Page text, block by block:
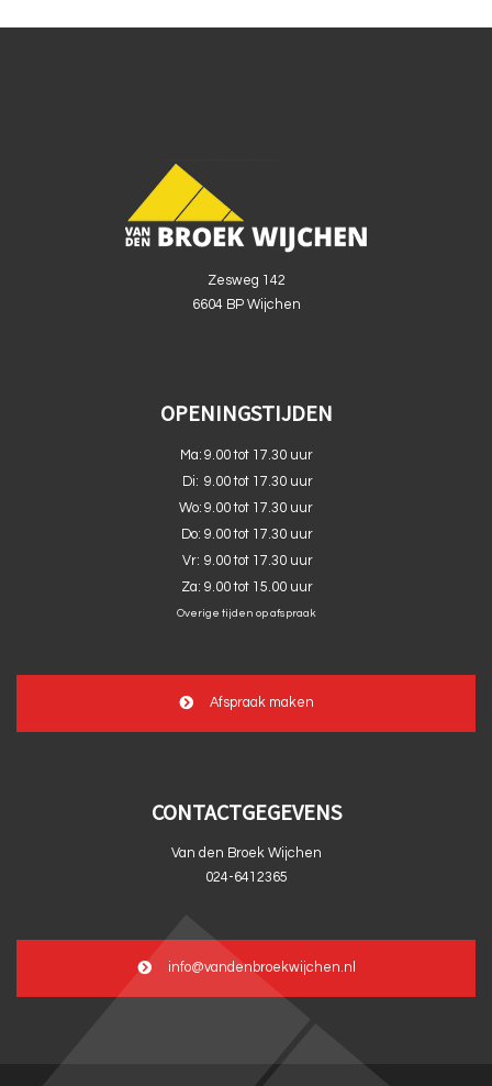
Zesweg 142
6604 BP Wijchen
OPENINGSTIJDEN
Ma: 9.00 tot 17.30 uur
Di: 9.00 tot 17.30 uur
Wo: 9.00 tot 17.30 uur
Do: 9.00 tot 17.30 uur
Vr: 9.00 tot 17.30 uur
Za: 9.00 tot 15.00 uur
Overige tijden op afspraak
Afspraak maken
CONTACTGEGEVENS
Van den Broek Wijchen
024-6412365
info@vandenbroekwijchen.nl